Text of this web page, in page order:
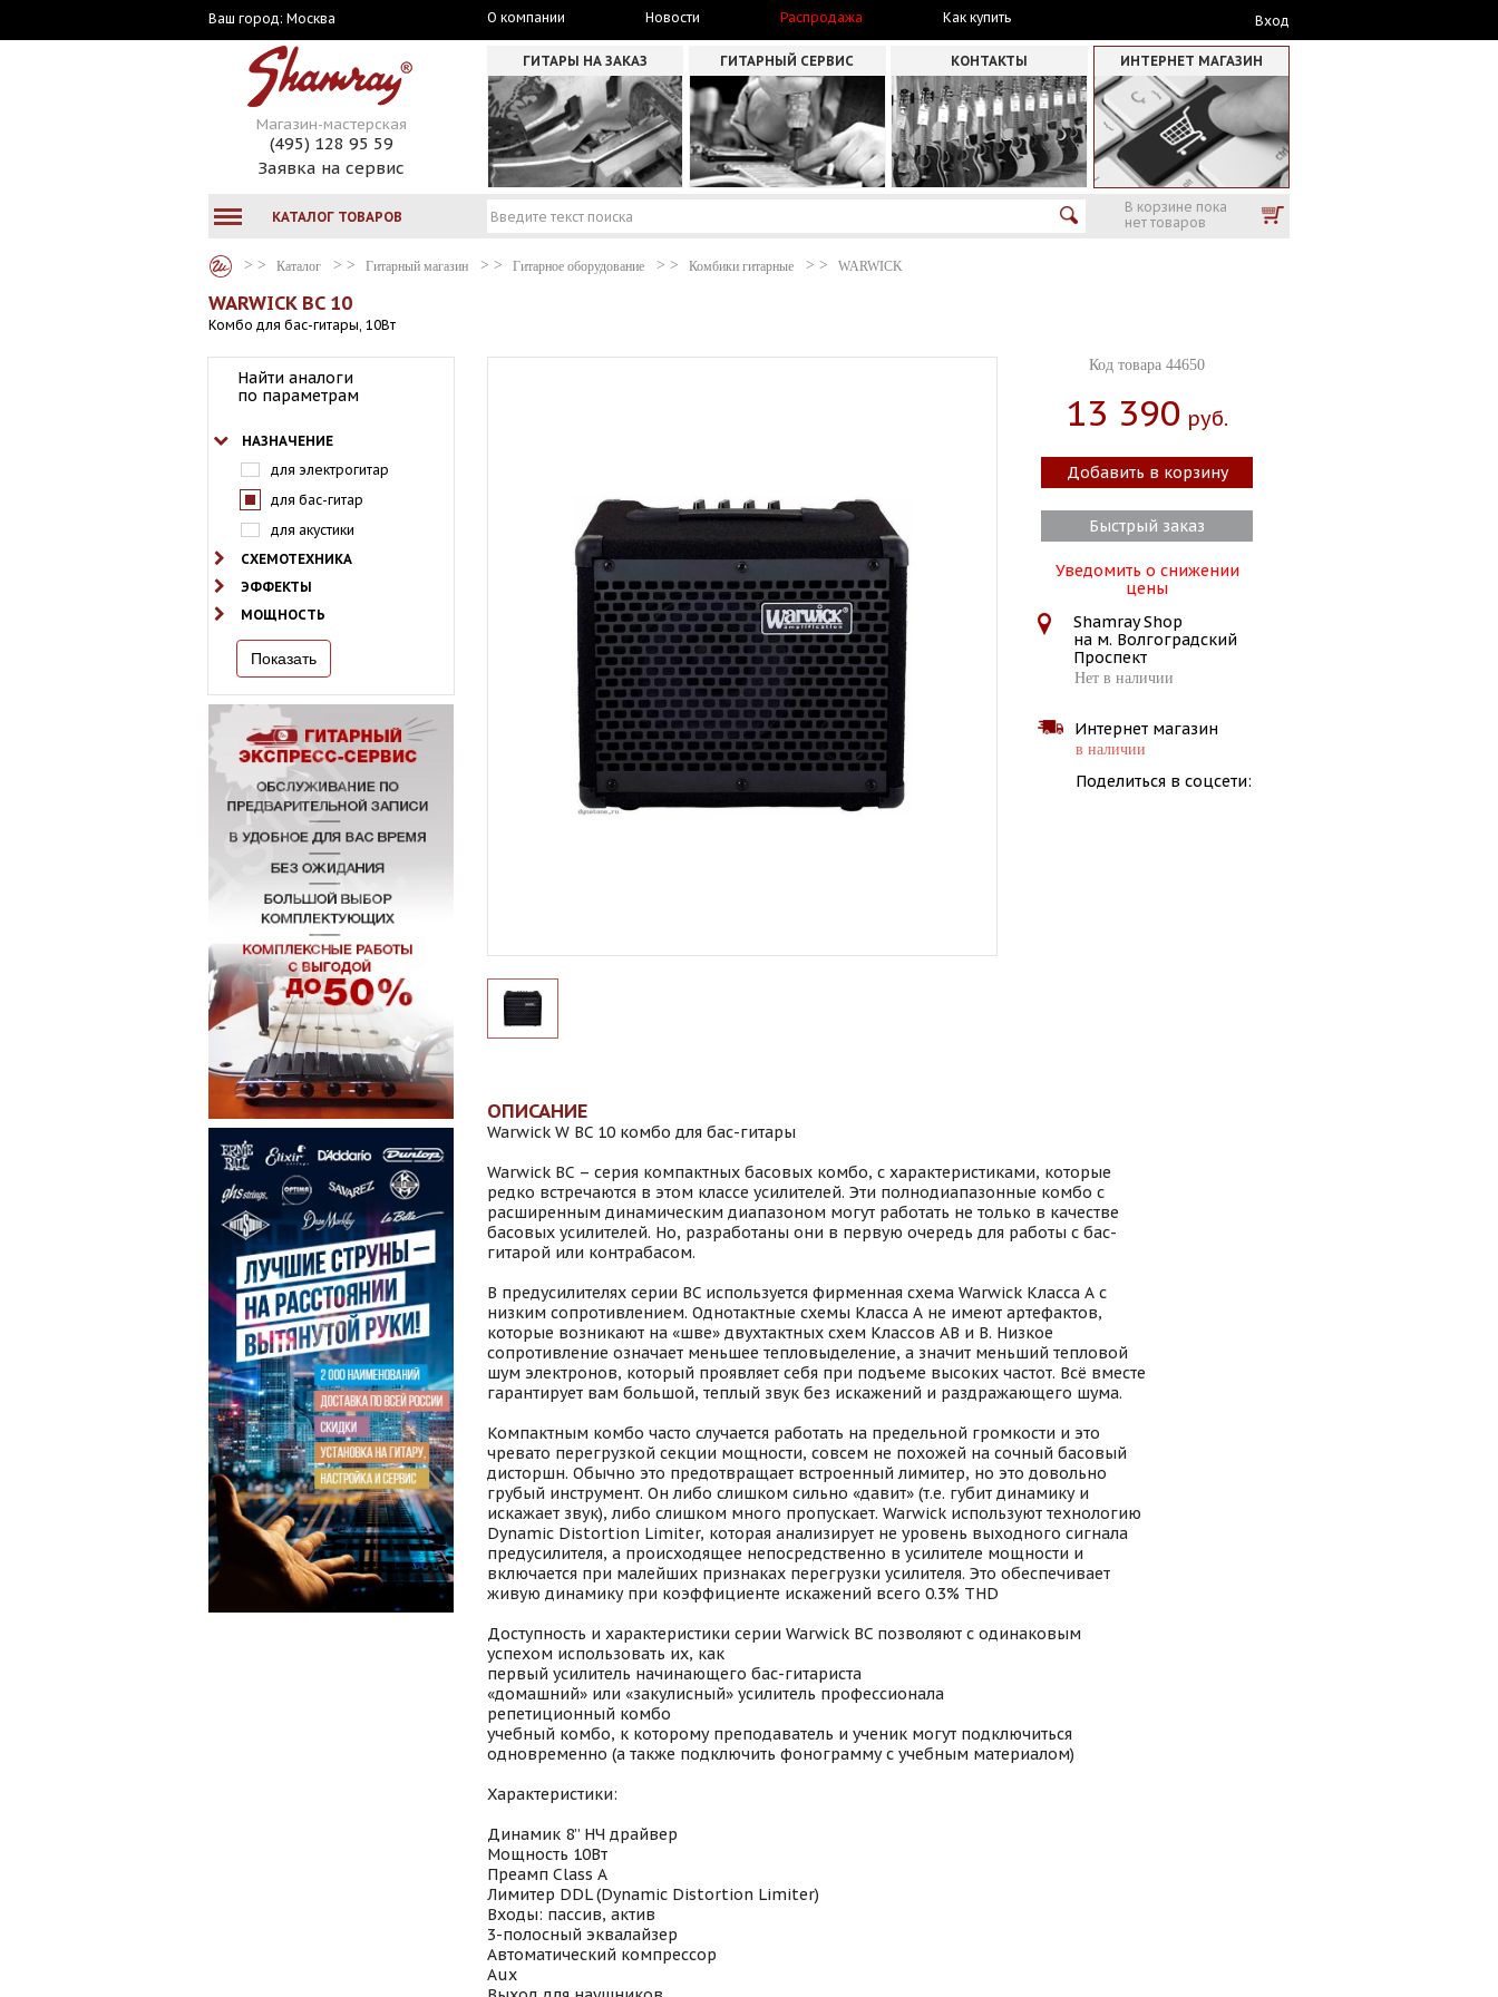
Ваш город: Москва О компании Новости Распродажа Как купить Вход
Магазин-мастерская
(495) 128 95 59
Заявка на сервис
ГИТАРЫ НА ЗАКАЗ ГИТАРНЫЙ СЕРВИС КОНТАКТЫ ИНТЕРНЕТ МАГАЗИН
КАТАЛОГ ТОВАРОВ
В корзине пока
нет товаров
Каталог Гитарный магазин Гитарное оборудование Комбики гитарные WARWICK
WARWICK BC 10
Комбо для бас-гитары, 10Вт
Найти аналоги
по параметрам
НАЗНАЧЕНИЕ
для электрогитар
для бас-гитар
для акустики
СХЕМОТЕХНИКА
ЭФФЕКТЫ
МОЩНОСТЬ
Код товара 44650
13 390 Руб.
Добавить в корзину
Быстрый заказ
Уведомить о снижении
цены
Shamray Shop
на м. Волгоградский
Проспект
Нет в наличии
Интернет магазин
в наличии
Поделиться в соцсети:
ОПИСАНИЕ
Warwick W BC 10 комбо для бас-гитары
Warwick BC – серия компактных басовых комбо, с характеристиками, которые
редко встречаются в этом классе усилителей. Эти полнодиапазонные комбо с
расширенным динамическим диапазоном могут работать не только в качестве
басовых усилителей. Но, разработаны они в первую очередь для работы с бас-
гитарой или контрабасом.
В предусилителях серии BC используется фирменная схема Warwick Класса А с
низким сопротивлением. Однотактные схемы Класса А не имеют артефактов,
которые возникают на «шве» двухтактных схем Классов АB и В. Низкое
сопротивление означает меньшее тепловыделение, а значит меньший тепловой
шум электронов, который проявляет себя при подъеме высоких частот. Всё вместе
гарантирует вам большой, теплый звук без искажений и раздражающего шума.
Компактным комбо часто случается работать на предельной громкости и это
чревато перегрузкой секции мощности, совсем не похожей на сочный басовый
дисторшн. Обычно это предотвращает встроенный лимитер, но это довольно
грубый инструмент. Он либо слишком сильно «давит» (т.е. губит динамику и
искажает звук), либо слишком много пропускает. Warwick используют технологию
Dynamic Distortion Limiter, которая анализирует не уровень выходного сигнала
предусилителя, а происходящее непосредственно в усилителе мощности и
включается при малейших признаках перегрузки усилителя. Это обеспечивает
живую динамику при коэффициенте искажений всего 0.3% THD
Доступность и характеристики серии Warwick BC позволяют с одинаковым
успехом использовать их, как
первый усилитель начинающего бас-гитариста
«домашний» или «закулисный» усилитель профессионала
репетиционный комбо
учебный комбо, к которому преподаватель и ученик могут подключиться
одновременно (а также подключить фонограмму с учебным материалом)
Характеристики:
Динамик 8” НЧ драйвер
Мощность 10Вт
Преамп Class A
Лимитер DDL (Dynamic Distortion Limiter)
Входы: пассив, актив
3-полосный эквалайзер
Автоматический компрессор
Аux